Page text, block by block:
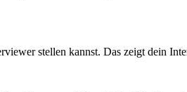
stellen kannst. Das zeigt dein